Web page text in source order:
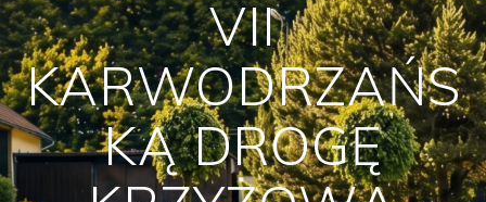
VII
KARWODRZAŃS
KĄ DROGĘ